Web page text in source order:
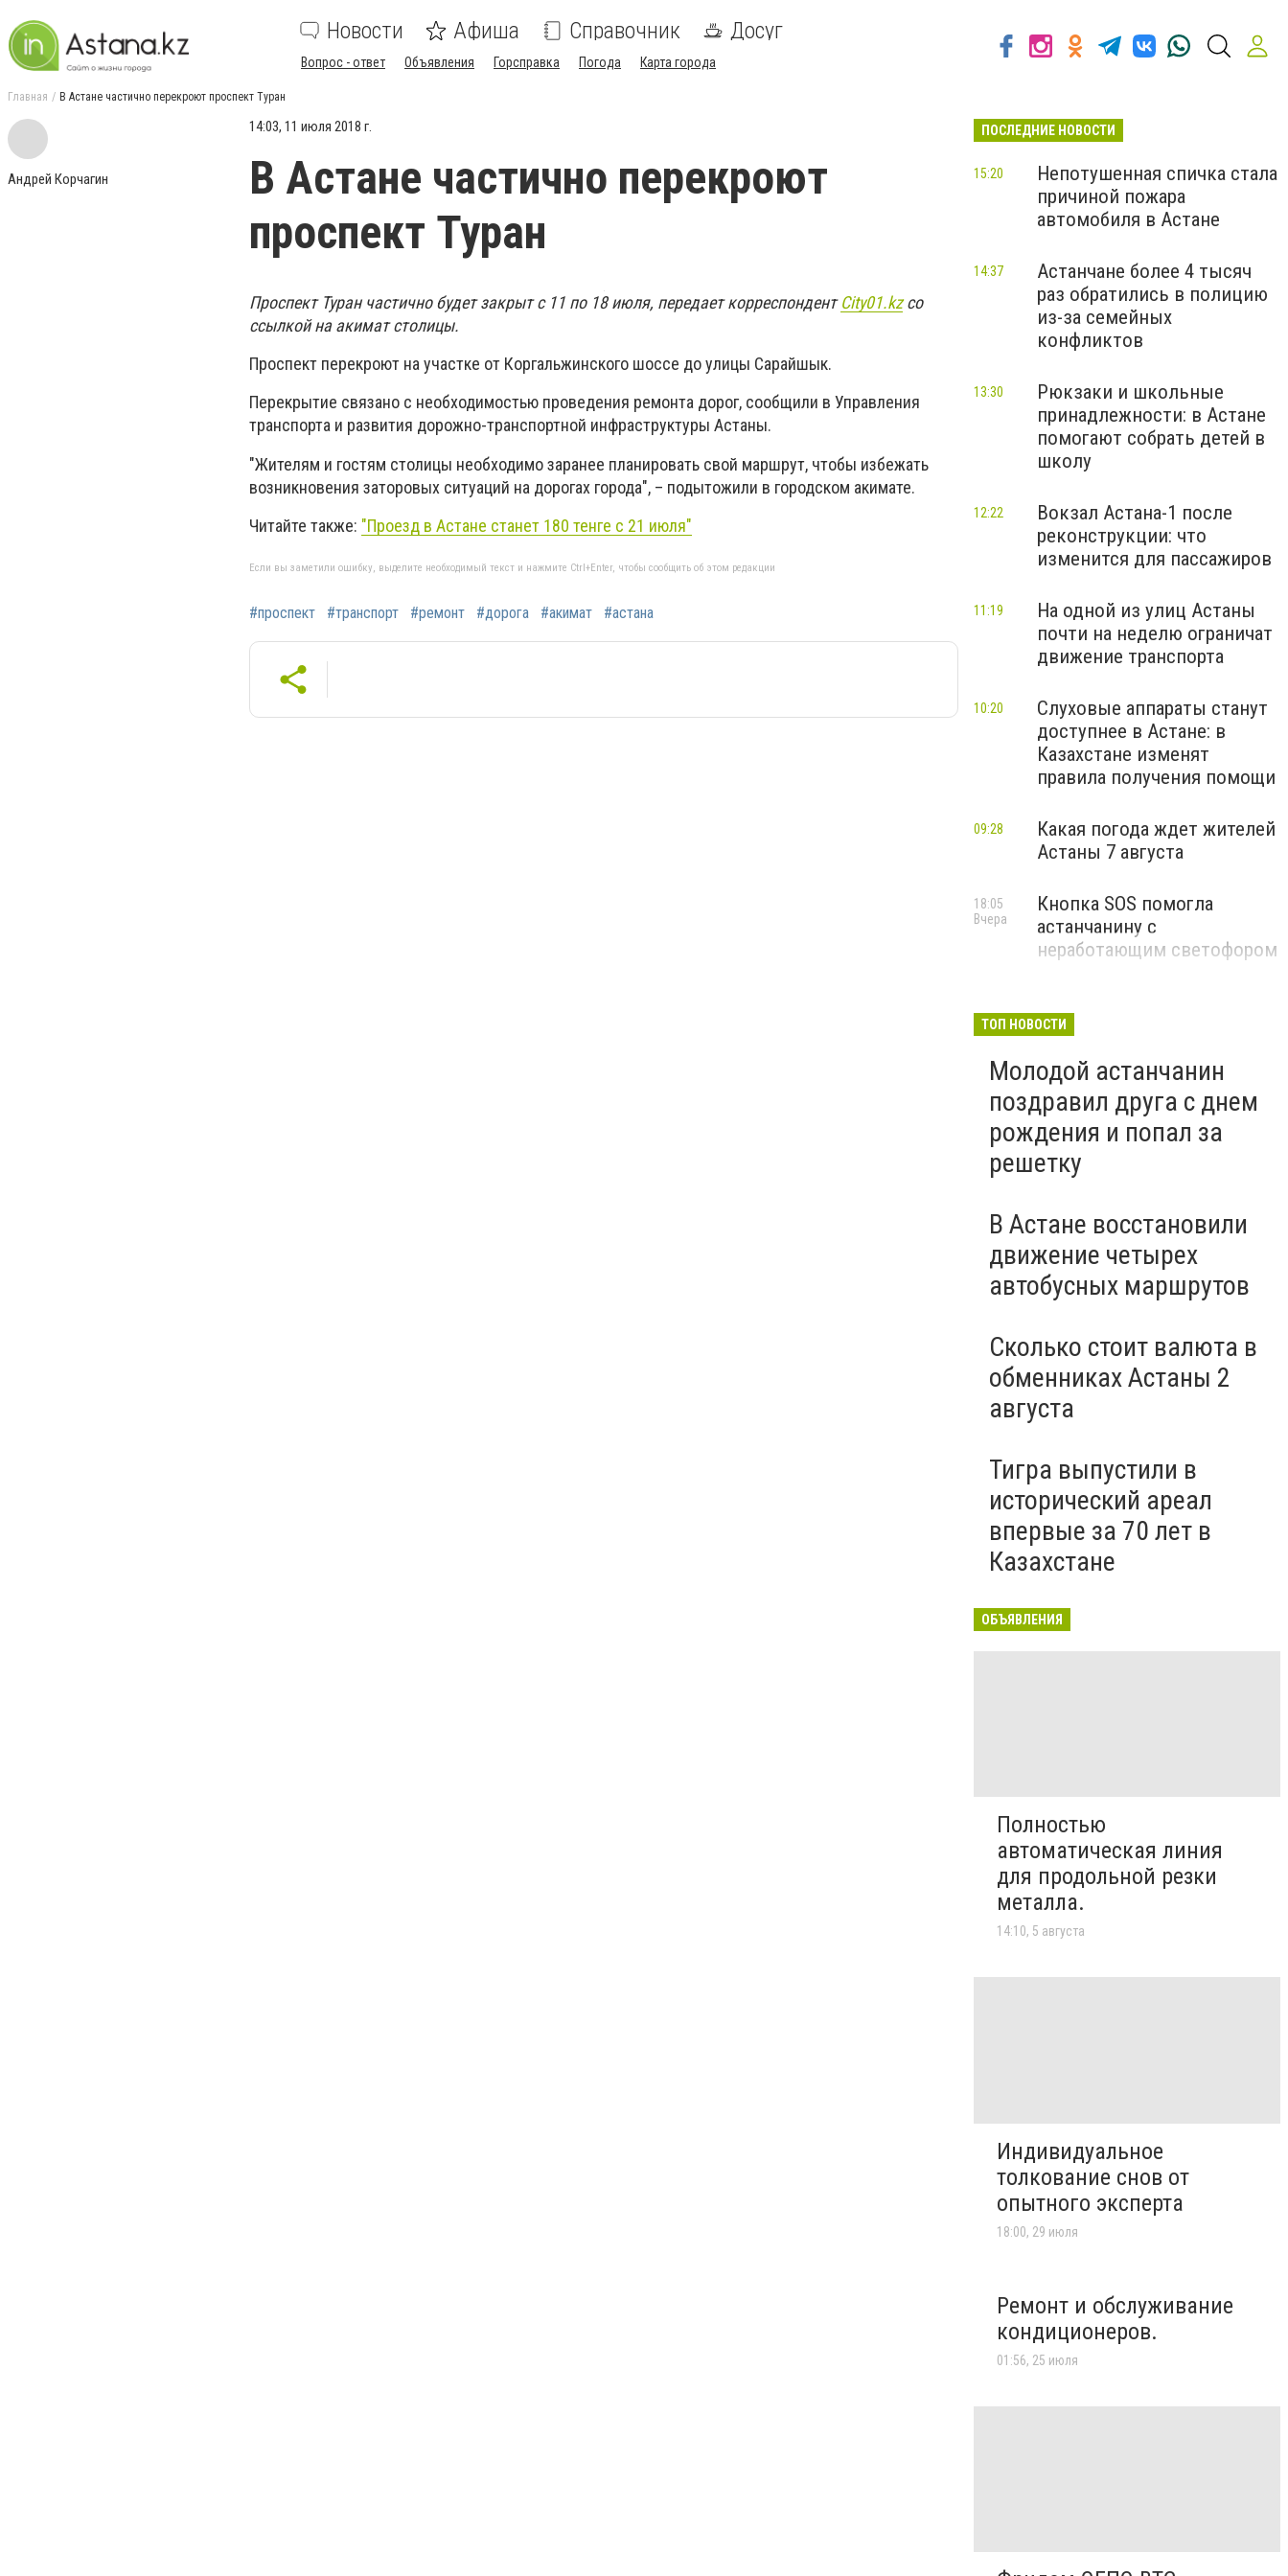
Новости Афиша Справочник Досуг
Вопрос - ответ Объявления Горсправка Погода Карта города
Главная В Астане частично перекроют проспект Туран
Андрей Корчагин
14:03, 11 июля 2018 г.
В Астане частично перекроют
проспект Туран
Проспект Туран частично будет закрыт с 11 по 18 июля, передает корреспондентCity01.kzсо
ссылкой на акимат столицы.
Проспект перекроют на участке от Коргальжинского шоссе до улицы Сарайшык.
Перекрытие связано с необходимостью проведения ремонта дорог, сообщили в Управления
транспорта и развития дорожно-транспортной инфраструктуры Астаны.
"Жителям и гостям столицы необходимо заранее планировать свой маршрут, чтобы избежать
возникновения заторовых ситуаций на дорогах города", – подытожили в городском акимате.
Читайте также: "Проезд в Астане станет 180 тенге с 21 июля"
Если вы заметили ошибку, выделите необходимый текст и нажмите Ctrl+Enter, чтобы сообщить об этом редакции
#проспект #транспорт #ремонт #дорога #акимат #астана
ПОСЛЕДНИЕ НОВОСТИ
Непотушенная спичка стала
причиной пожара
автомобиля в Астане
15:20
Астанчане более 4 тысяч
раз обратились в полицию
из-за семейных
конфликтов
14:37
Рюкзаки и школьные
принадлежности: в Астане
помогают собрать детей в
школу
13:30
Вокзал Астана-1 после
реконструкции: что
изменится для пассажиров
12:22
На одной из улиц Астаны
почти на неделю ограничат
движение транспорта
11:19
Слуховые аппараты станут
доступнее в Астане: в
Казахстане изменят
правила получения помощи
10:20
Какая погода ждет жителей
Астаны 7 августа
09:28
Кнопка SOS помогла
астанчанину с
неработающим светофором
18:05
Вчера
ТОП НОВОСТИ
Молодой астанчанин
поздравил друга с днем
рождения и попал за
решетку
В Астане восстановили
движение четырех
автобусных маршрутов
Сколько стоит валюта в
обменниках Астаны 2
августа
Тигра выпустили в
исторический ареал
впервые за 70 лет в
Казахстане
ОБЪЯВЛЕНИЯ
Полностью
автоматическая линия
для продольной резки
металла.
14:10, 5 августа
Индивидуальное
толкование снов от
опытного эксперта
18:00, 29 июля
Ремонт и обслуживание
кондиционеров.
01:56, 25 июля